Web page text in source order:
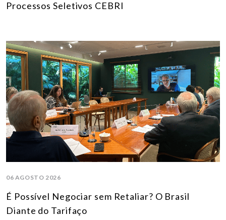
Processos Seletivos CEBRI
06 AGOSTO 2026
É Possível Negociar sem Retaliar? O Brasil
Diante do Tarifaço